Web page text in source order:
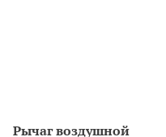
Рычаг воздушной